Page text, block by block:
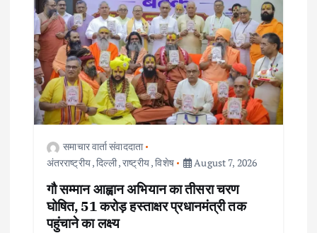
समाचार वार्ता संवाददाता
अंतरराष्ट्रीय,दिल्ली,राष्ट्रीय,विशेष August 7, 2026
गौ सम्मान आह्वान अभियान का तीसरा चरण
घोषित, 51 करोड़ हस्ताक्षर प्रधानमंत्री तक
पहुंचाने का लक्ष्य